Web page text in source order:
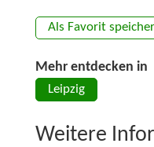
Als Favorit
Mehr entdecken in
Leipzig
Weitere